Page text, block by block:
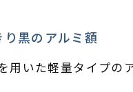
り黒のアルミ額
用いた軽量タイプの